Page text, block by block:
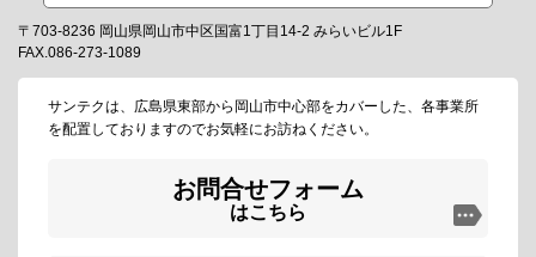
〒703-8236 岡山県岡山市中区国富1丁目14-2 みらいビル1F
FAX.086-273-1089
サンテクは、広島県東部から岡山市中心部をカバーした、各事業所
を配置しておりますのでお気軽にお訪ねください。
お問合せフォーム
はこちら